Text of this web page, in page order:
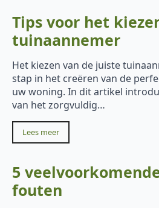
Tips voor het
tuinaannemer
Het kiezen van de juiste
stap in het creëren van de
uw woning. In dit artikel
van het zorgvuldig…
Lees meer
5
fouten